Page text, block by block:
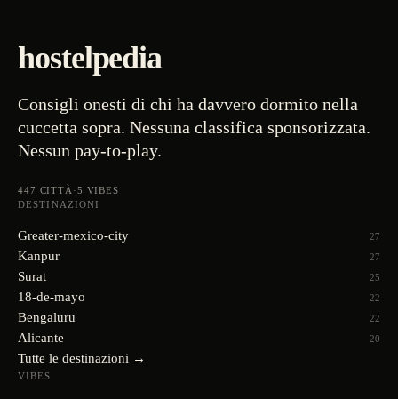
hostelpedia
Consigli onesti di chi ha davvero dormito nella
cuccetta sopra. Nessuna classifica sponsorizzata.
Nessun pay-to-play.
447 CITTÀ ·5 VIBES
DESTINAZIONI
Greater-mexico-city 27
Kanpur 27
Surat 25
18-de-mayo 22
Bengaluru 22
Alicante 20
Tutte le destinazioni →
VIBES